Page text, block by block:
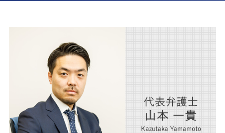
離婚 財産分与 貯金
離婚 財産分与 家
離婚 相手が応じない
交通事故 賠償金
交通事故 物損事故
交通事故 家事 損害
後遺障害 弁護士基準
交通事故 加害者 損害
m&a 西宮市 弁護士
相続 西宮市 弁護士
債権回収 西宮市 弁護士
不動産 大阪市 弁護士
相続 大阪市 弁護士